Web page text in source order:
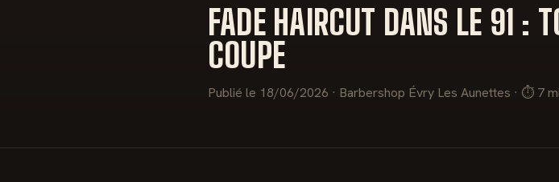
FADE HAIRCUT DANS LE 91 :
COUPE
Publié le 18/06/2026 · Barbershop Évry Les Aunettes · ⏱ 7